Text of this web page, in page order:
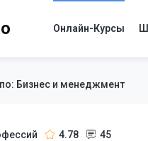
Онлайн-Курсы
Бизнес и менеджмент
4.78 45